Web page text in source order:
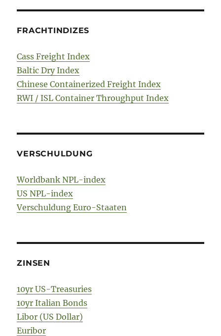
FRACHTINDIZES
Cass Freight Index
Baltic Dry Index
Chinese Containerized Freight Index
RWI / ISL Container Throughput Index
VERSCHULDUNG
Worldbank NPL-index
US NPL-index
Verschuldung Euro-Staaten
ZINSEN
10yr US-Treasuries
10yr Italian Bonds
Libor (US Dollar)
Euribor